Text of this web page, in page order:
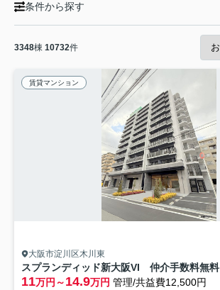
条件から探す
3348棟 10732件
賃貸マンション
大阪市淀川区木川東
スプランディッド新大阪VI 仲介手数料無料
11万円～14.9万円 管理/共益費12,500円